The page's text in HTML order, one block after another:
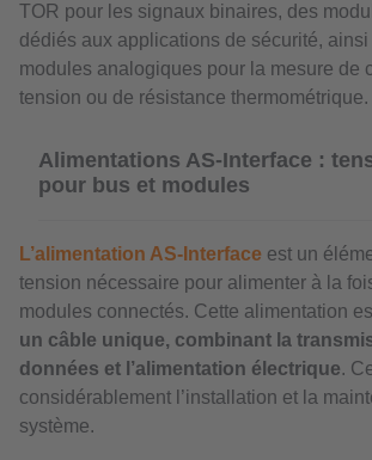
TOR pour les signaux binaires, des
dédiés aux applications de sécurité, ainsi
modules analogiques pour la mesure de
tension ou de résistance thermométrique.
Alimentations AS-Interface :
pour bus et modules
L’alimentation AS-Interface est un
tension nécessaire pour alimenter à la
modules connectés. Cette alimentation
un câble unique, combinant la
données et l’alimentation électrique.
considérablement l’installation et la
système.